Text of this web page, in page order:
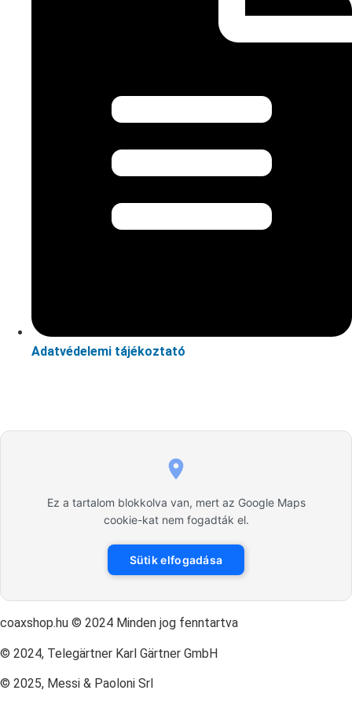
Adatvédelemi tájékoztató
Ez a tartalom blokkolva van, mert az Google Maps
cookie-kat nem fogadták el.
Sütik elfogadása
coaxshop.hu © 2024 Minden jog fenntartva
© 2024, Telegärtner Karl Gärtner GmbH
© 2025, Messi & Paoloni Srl